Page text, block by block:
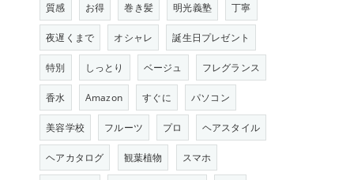
質感 お得 巻き髪 明光義塾 丁寧
夜遅くまで オシャレ 誕生日プレゼント
特別 しっとり ベージュ フレグランス
香水 Amazon すぐに パソコン
美容学校 フルーツ プロ ヘアスタイル
ヘアカタログ 観葉植物 スマホ